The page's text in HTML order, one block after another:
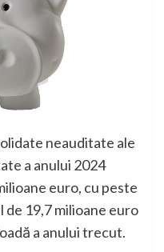
neauditate ale
a anului 2024
euro, cu peste
de 19,7 milioane euro
a anului trecut.